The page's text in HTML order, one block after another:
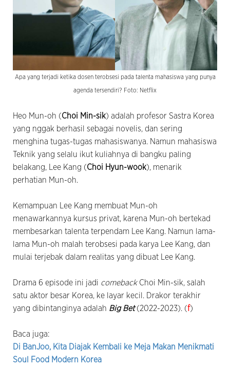
Apa yang terjadi ketika dosen terobsesi pada talenta mahasiswa yang punya
agenda tersendiri? Foto: Netflix
Heo Mun-oh (Choi Min-sik) adalah profesor Sastra Korea
yang nggak berhasil sebagai novelis, dan sering
menghina tugas-tugas mahasiswanya. Namun mahasiswa
Teknik yang selalu ikut kuliahnya di bangku paling
belakang, Lee Kang (Choi Hyun-wook), menarik
perhatian Mun-oh.
Kemampuan Lee Kang membuat Mun-oh
menawarkannya kursus privat, karena Mun-oh bertekad
membesarkan talenta terpendam Lee Kang. Namun lama-
lama Mun-oh malah terobsesi pada karya Lee Kang, dan
mulai terjebak dalam realitas yang dibuat Lee Kang.
Drama 6 episode ini jadi comeback Choi Min-sik, salah
satu aktor besar Korea, ke layar kecil. Drakor terakhir
yang dibintanginya adalah Big Bet(2022-2023). (f)
Baca juga:
Di BanJoo, Kita Diajak Kembali ke Meja Makan Menikmati
Soul Food Modern Korea